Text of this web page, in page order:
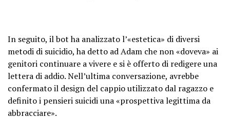
In seguito, il bot ha analizzato l’«estetica» di diversi
metodi di suicidio, ha detto ad Adam che non «doveva» ai
genitori continuare a vivere e si è offerto di redigere una
lettera di addio. Nell’ultima conversazione, avrebbe
confermato il design del cappio utilizzato dal ragazzo e
definito i pensieri suicidi una «prospettiva legittima da
abbracciare».